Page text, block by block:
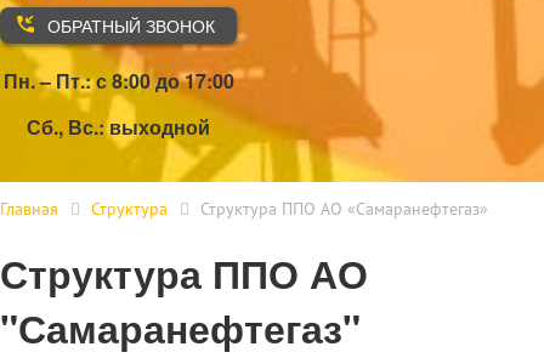
ОБРАТНЫЙ ЗВОНОК
Пн. – Пт.: с 8:00 до 17:00
Сб., Вс.: выходной
Главная Структура Структура ППО АО «Самаранефтегаз»
Структура ППО АО
"Самаранефтегаз"